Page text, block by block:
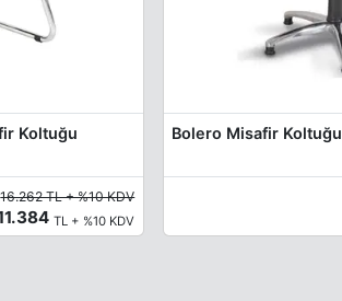
Koltuğu
16.262 TL + %10 KDV
TL + %10 KDV
Bolero Misafir Koltuğu